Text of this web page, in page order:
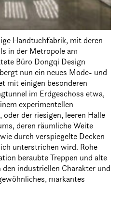
Handtuchfabrik, mit deren
in der Metropole am
Büro Dongqi Design
nun ein neues Mode- und
mit einigen besonderen
im Erdgeschoss etwa,
experimentellen
der riesigen, leeren Halle
deren räumliche Weite
durch verspiegelte Decken
unterstrichen wird. Rohe
beraubte Treppen und alte
industriellen Charakter und
markantes